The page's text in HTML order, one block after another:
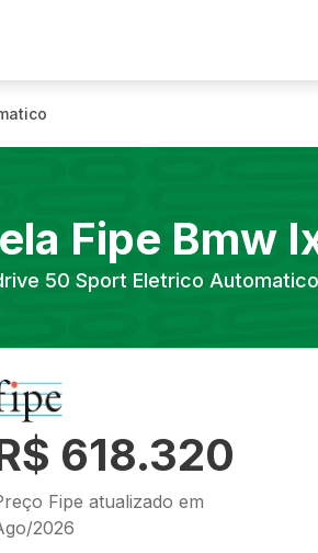
Fipe Bmw
50 Sport Eletrico Automatico
618.320
Fipe atualizado em
2026